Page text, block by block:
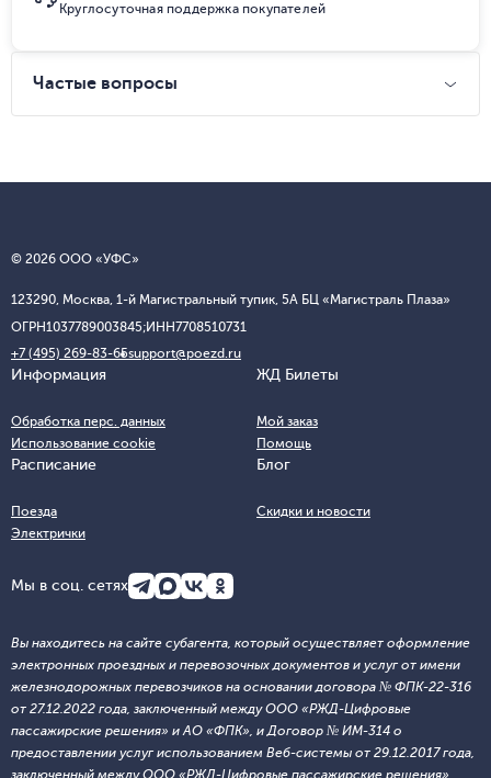
Круглосуточная поддержка покупателей
Частые вопросы
© 2026 ООО «УФС»
123290, Москва, 1-й Магистральный тупик, 5А БЦ «Магистраль Плаза»
ОГРН1037789003845;ИНН7708510731
+7 (495) 269-83-65support@poezd.ru
Информация
Обработка перс. данных
Использование cookie
ЖД Билеты
Мой заказ
Помощь
Расписание
Поезда
Электрички
Блог
Скидки и новости
Мы в соц. сетях
Вы находитесь на сайте субагента, который осуществляет оформление
электронных проездных и перевозочных документов и услуг от имени
железнодорожных перевозчиков на основании договора № ФПК-22-316
от 27.12.2022 года, заключенный между ООО «РЖД-Цифровые
пассажирские решения» и АО «ФПК», и Договор № ИМ-314 о
предоставлении услуг использованием Веб-системы от 29.12.2017 года,
заключенный между ООО «РЖД-Цифровые пассажирские решения»